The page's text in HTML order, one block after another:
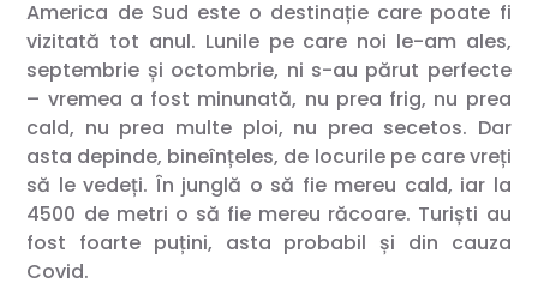
America de Sud este o destinație care poate fi
vizitată tot anul. Lunile pe care noi le-am ales,
septembrie și octombrie, ni s-au părut perfecte
– vremea a fost minunată, nu prea frig, nu prea
cald, nu prea multe ploi, nu prea secetos. Dar
asta depinde, bineînțeles, de locurile pe care vreți
să le vedeți. În junglă o să fie mereu cald, iar la
4500 de metri o să fie mereu răcoare. Turiști au
fost foarte puțini, asta probabil și din cauza
Covid.